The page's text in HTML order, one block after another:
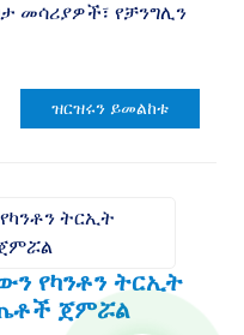
መሳሪያዎች፣ የቻንግሊን
ዝርዝሩን ይመልከቱ
የካንቶን ትርኢት
ጀምሯል